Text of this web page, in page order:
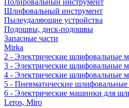
Полировальный инструмент
Шлифовальный инструмент
Пылеудаляющие устройства
Подошвы, диск-подошвы
Запасные части
Mirka
2 - Электрические шлифовальные
3 - Электрические шлифовальные
4 - Электрические шлифовальные
5 - Пневматические
6 - Электрические машинки для
Leros, Miro